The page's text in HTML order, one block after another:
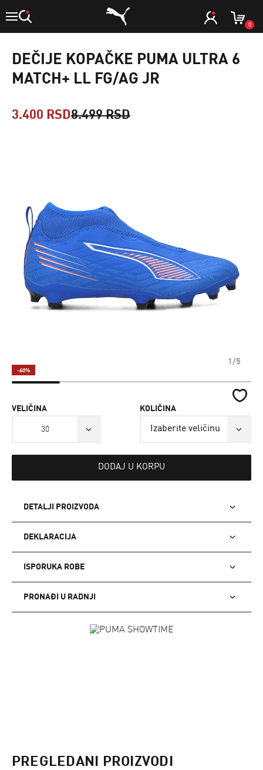
0
DEČIJE KOPAČKE PUMA ULTRA 6
MATCH+ LL FG/AG JR
3.400 RSD8.499 RSD
1/5
-60%
VELIČINA
30
KOLIČINA
DODAJ U KORPU
DETALJI PROIZVODA
DEKLARACIJA
ISPORUKA ROBE
PRONAĐI U RADNJI
PREGLEDANI PROIZVODI